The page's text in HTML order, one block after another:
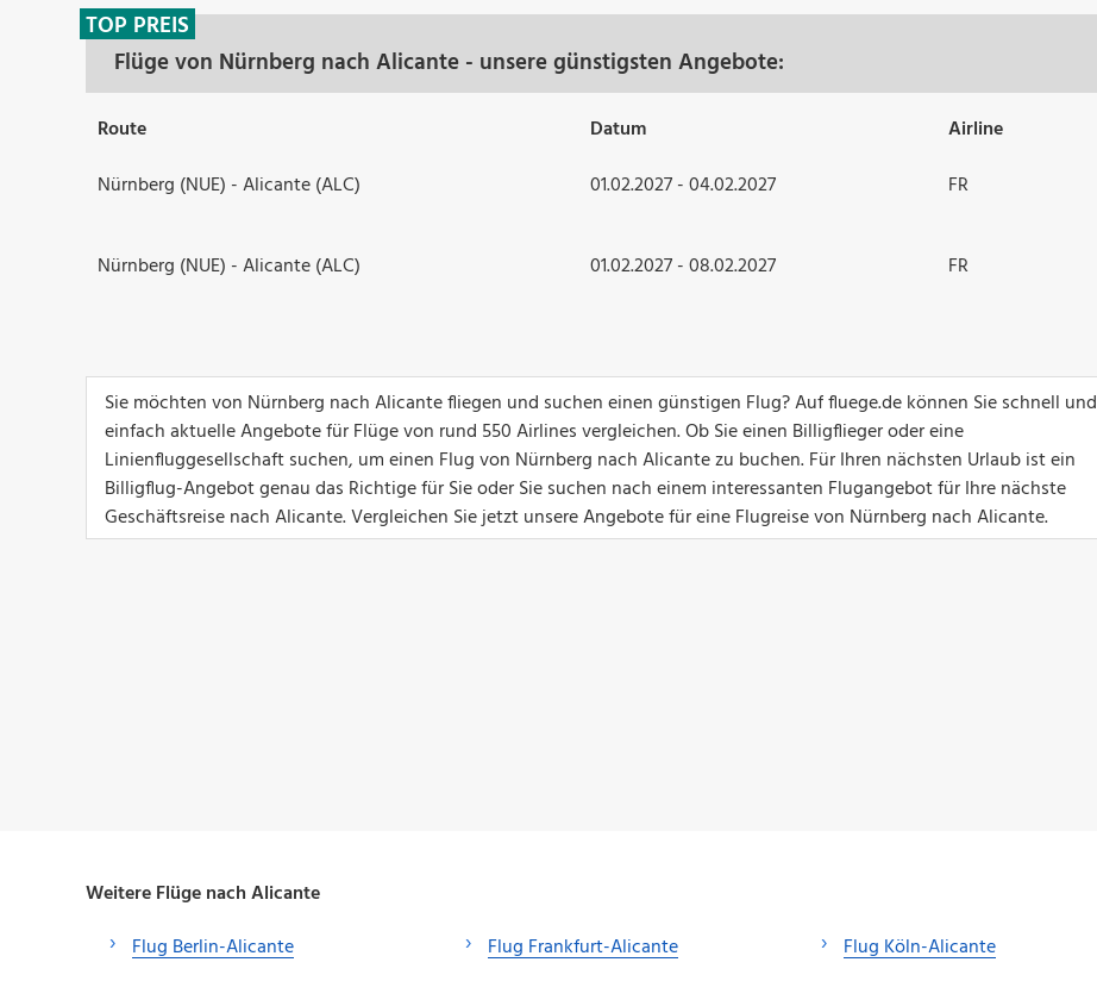
Flüge von Nürnberg nach Alicante - unsere günstigsten Angebote:
TOP PREIS
Route Datum Airline
Nürnberg (NUE) - Alicante (ALC)
01.02.2027 - 04.02.2027 FR
Nürnberg (NUE) - Alicante (ALC) 01.02.2027 - 08.02.2027 FR
Sie möchten von Nürnberg nach Alicante fliegen und suchen einen günstigen Flug? Auf fluege.de können Sie schnell und
einfach aktuelle Angebote für Flüge von rund 550 Airlines vergleichen. Ob Sie einen Billigflieger oder eine
Linienfluggesellschaft suchen, um einen Flug von Nürnberg nach Alicante zu buchen. Für Ihren nächsten Urlaub ist ein
Billigflug-Angebot genau das Richtige für Sie oder Sie suchen nach einem interessanten Flugangebot für Ihre nächste
Geschäftsreise nach Alicante. Vergleichen Sie jetzt unsere Angebote für eine Flugreise von Nürnberg nach Alicante.
Weitere Flüge nach Alicante
Flug Berlin-Alicante
Flug Frankfurt-Alicante
Flug Köln-Alicante